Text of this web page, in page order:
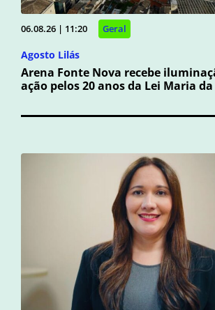
06.08.26 | 11:20 Geral
Agosto Lilás
Arena Fonte Nova recebe
ação pelos 20 anos da Lei Maria